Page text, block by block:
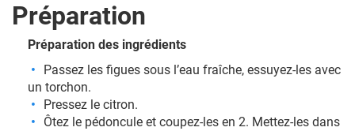
Préparation
Préparation des ingrédients
Passez les figues sous l’eau fraîche, essuyez-les avec
un torchon.
Pressez le citron.
Ôtez le pédoncule et coupez-les en 2. Mettez-les dans